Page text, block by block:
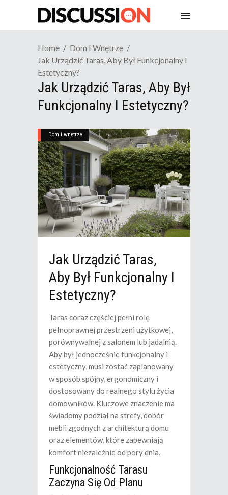
Home
Dom I Wnętrze
Jak Urządzić Taras, Aby Był Funkcjonalny I
Estetyczny?
Jak Urządzić Taras, Aby Był
Funkcjonalny I Estetyczny?
Dom i wnętrze
Jak Urządzić Taras,
Aby Był Funkcjonalny I
Estetyczny?
Taras coraz częściej pełni rolę
pełnoprawnej przestrzeni użytkowej,
porównywalnej z salonem lub jadalnią.
Aby był jednocześnie funkcjonalny i
estetyczny, musi zostać zaplanowany
w sposób spójny, ergonomiczny i
dostosowany do realnego stylu życia
domowników. Kluczowe znaczenie ma
świadomy podział na strefy, dobór
mebli zgodnych z architekturą domu
oraz elementów, które zapewniają
komfort niezależnie od pory dnia.
Funkcjonalność Tarasu
Zaczyna Się Od Planu